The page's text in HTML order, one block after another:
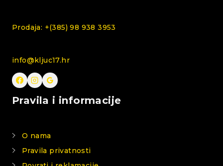
Prodaja: +(385) 98 938 3953
info@kljuc17.hr
Pravila i informacije
O nama
Pravila privatnosti